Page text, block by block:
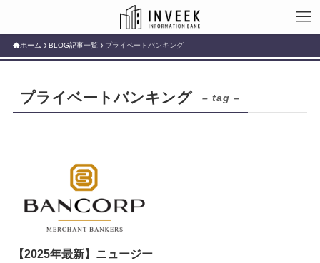
ホーム BLOG記事一覧 プライベートバンキング
プライベートバンキング – tag –
【2025年最新】ニュージー